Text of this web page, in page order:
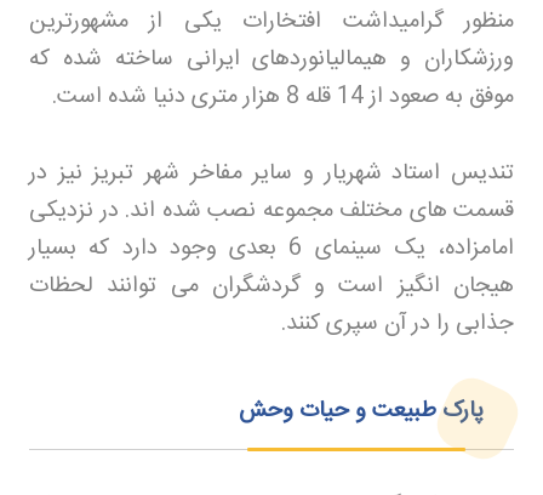
منظور گرامیداشت افتخارات یکی از مشهورترین
ورزشکاران و هیمالیانوردهای ایرانی ساخته شده که
موفق به صعود از 14 قله 8 هزار متری دنیا شده است
.
تندیس استاد شهریار و سایر مفاخر شهر تبریز نیز در
قسمت های مختلف مجموعه نصب شده اند. در نزدیکی
امامزاده، یک سینمای 6 بعدی وجود دارد که بسیار
هیجان انگیز است و گردشگران می توانند لحظات
جذابی را در آن سپری کنند.
پارک طبیعت و حیات وحش